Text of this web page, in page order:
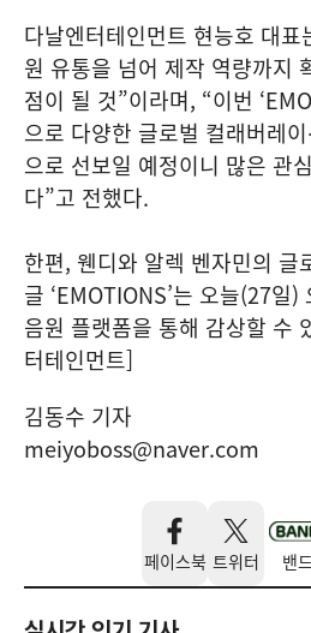
다날엔터테인먼트 현능호 대
원 유통을 넘어 제작 역량까지
점이 될 것”이라며, “이번
으로 다양한 글로벌 컬래버레
으로 선보일 예정이니 많은 관
다”고 전했다.
한편, 웬디와 알렉 벤자민의 글
글 ‘EMOTIONS’는 오늘(27일
음원 플랫폼을 통해 감상할 수
터테인먼트]
김동수 기자
meiyoboss@naver.com
페이스북 트위터 밴